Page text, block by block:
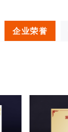
企业荣誉